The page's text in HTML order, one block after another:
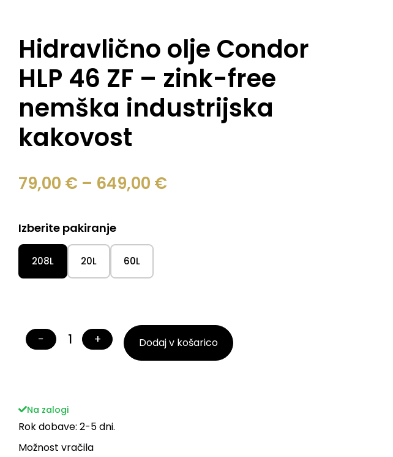
Hidravlično olje Condor
HLP 46 ZF – zink-free
nemška industrijska
kakovost
79,00 € – 649,00 €
Izberite pakiranje
208L 20L 60L
− + Dodaj v košarico
Na zalogi
Rok dobave: 2-5 dni.
Možnost vračila